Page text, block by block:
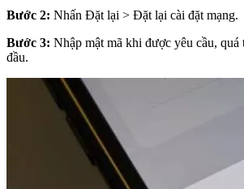
Bước 2: Nhấn Đặt lại > Đặt lại cài đặt mạng.
Bước 3: Nhập mật mã khi được yêu cầu, quá
đầu.